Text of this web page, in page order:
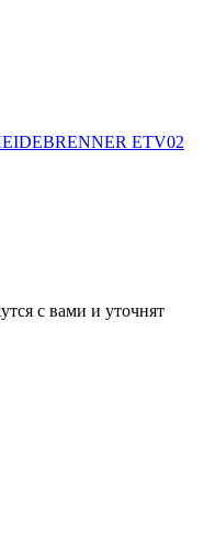
ETV02
с вами и уточнят